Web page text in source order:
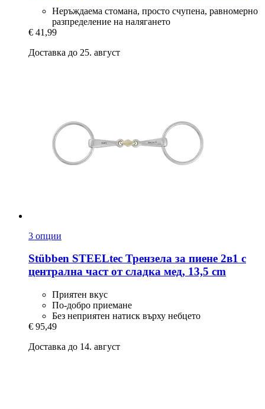
Неръждаема стомана, просто счупена, равномерно
разпределение на налягането
€ 41,99
Доставка до 25. август
3 опции
Stübben STEELtec Трензела за пиене 2в1 с
централна част от сладка мед, 13,5 cm
Приятен вкус
По-добро приемане
Без неприятен натиск върху небцето
€ 95,49
Доставка до 14. август